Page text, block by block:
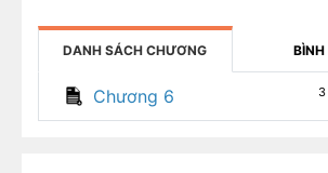
Không có đuôi, cũng chẳng có
Cuối cùng, ánh mắt ta dừng trên
nâu giống hệt khuôn đúc với ta.
DANH SÁCH CHƯƠNG
Chương 6